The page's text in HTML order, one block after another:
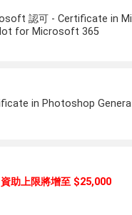
認可 - Certificate in
for Microsoft 365
in Photoshop
助上限將增至 $25,000